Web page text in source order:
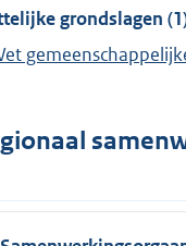
grondslagen